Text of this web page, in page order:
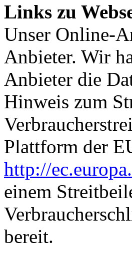
Links zu
Unser Online-
Anbieter. Wir
Anbieter die
Hinweis zum
Plattform der
http://
einem
bereit.